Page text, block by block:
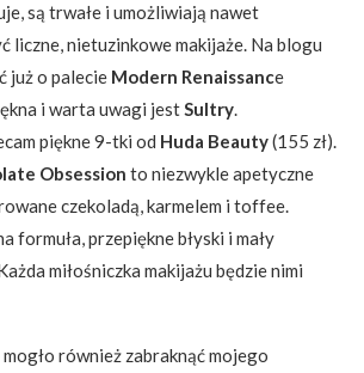
są trwałe i umożliwiają nawet
liczne, nietuzinkowe makijaże. Na blogu
już o palecie Modern Renaissance
i warta uwagi jestSultry.
piękne 9-tki od Huda Beauty(155 zł).
Obsession to niezwykle apetyczne
czekoladą, karmelem i toffee.
formuła, przepiękne błyski i mały
miłośniczka makijażu będzie nimi
również zabraknąć mojego